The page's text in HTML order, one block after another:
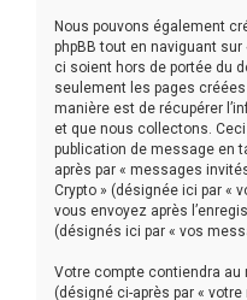
Nous pouvons également
phpBB tout en naviguant sur
ci soient hors de portée du
seulement les pages
manière est de récupérer
et que nous collectons.
publication de message en
après par « messages
Crypto » (désignée ici par «
vous envoyez après
(désignés ici par « vos
Votre compte contiendra
(désigné ci-après par «